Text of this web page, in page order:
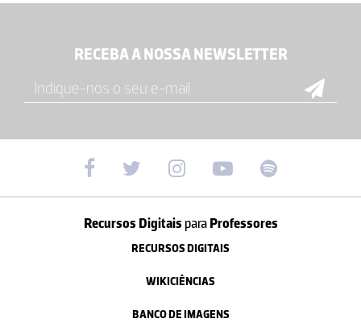
RECEBA A NOSSA NEWSLETTER
Recursos Digitais paraProfessores
RECURSOS DIGITAIS
WIKICIÊNCIAS
BANCO DE IMAGENS